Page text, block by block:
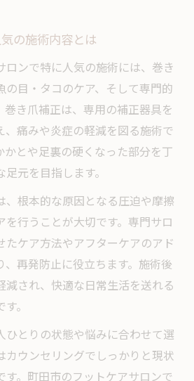
の施術内容とは
ロンで特に人気の施術には、巻き
の目・タコのケア、そして専門的
巻き爪補正は、専用の補正器具を
、痛みや炎症の軽減を図る施術で
かとや足裏の硬くなった部分を丁
元を目指します。
、根本的な原因となる圧迫や摩擦
を行うことが大切です。専門サロ
たケア方法やアフターケアのアド
、再発防止に役立ちます。施術後
減され、快適な日常生活を送れる
。
ひとりの状態や悩みに合わせて選
カウンセリングでしっかりと現状
す。町田市のフットケアサロンで